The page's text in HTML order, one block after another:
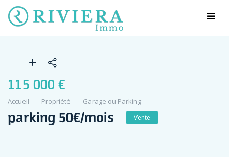
115 000 €
Accueil Propriété Garage ou Parking
parking 50€/mois Vente